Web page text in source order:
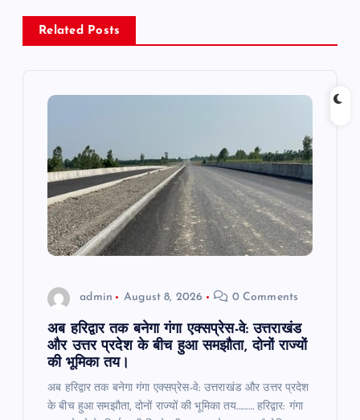
a
v
Related Posts
admin August 8, 2026 0 Comments
अब हरिद्वार तक बनेगा गंगा एक्सप्रेस-वे: उत्तराखंड
और उत्तर प्रदेश के बीच हुआ समझौता, दोनों राज्यों
की भूमिका तय।
अब हरिद्वार तक बनेगा गंगा एक्सप्रेस-वे: उत्तराखंड और उत्तर प्रदेश
के बीच हुआ समझौता, दोनों राज्यों की भूमिका तय……… हरिद्वार: गंगा